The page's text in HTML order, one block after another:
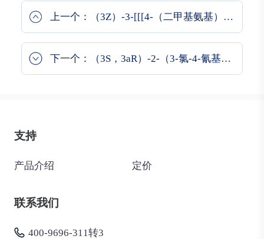
上一个：（3Z）-3-[[[4-（二甲基氨基）苯基]亚甲基]-1H-吲哚-2-酮
下一个：（3S，3aR）-2-（3-氯-4-氰基苯基）-3-环戊基-3,3a，4,5-四氢-2H-苯并[g]吲唑-7-羧酸
支持
产品介绍 定价
联系我们
400-9696-311转3